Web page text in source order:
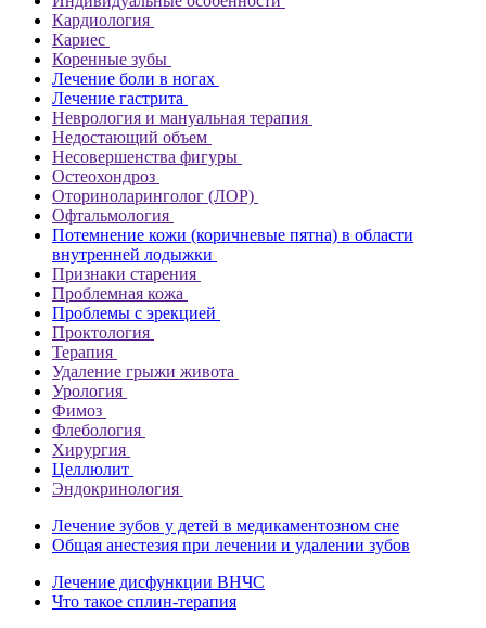
Кардиология
Кариес
Коренные зубы
Лечение боли в ногах
Лечение гастрита
Неврология и мануальная терапия
Недостающий объем
Несовершенства фигуры
Остеохондроз
Оториноларинголог (ЛОР)
Офтальмология
Потемнение кожи (коричневые пятна) в области
внутренней лодыжки
Признаки старения
Проблемная кожа
Проблемы с эрекцией
Проктология
Терапия
Удаление грыжи живота
Урология
Фимоз
Флебология
Хирургия
Целлюлит
Эндокринология
Лечение зубов у детей в медикаментозном сне
Общая анестезия при лечении и удалении зубов
Лечение дисфункции ВНЧС
Что такое сплин-терапия